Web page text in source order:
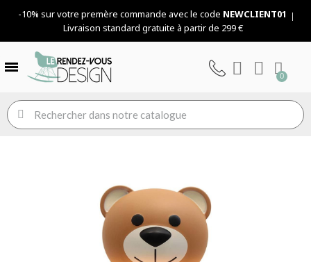
-10% sur votre premère commande avec le code NEWCLIENT01
Livraison standard gratuite à partir de 299 €